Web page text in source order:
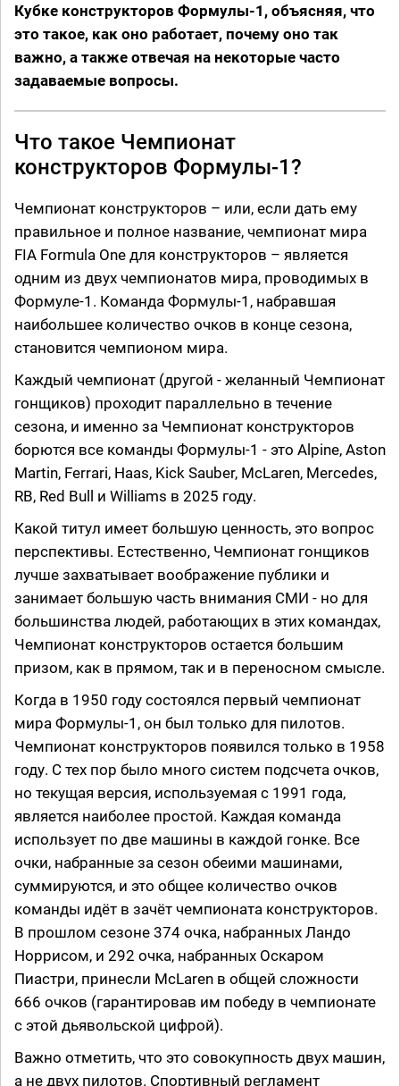
Кубке конструкторов Формулы-1, объясняя, что
это такое, как оно работает, почему оно так
важно, а также отвечая на некоторые часто
задаваемые вопросы.
Что такое Чемпионат
конструкторов Формулы-1?
Чемпионат конструкторов – или, если дать ему
правильное и полное название, чемпионат мира
FIA Formula One для конструкторов – является
одним из двух чемпионатов мира, проводимых в
Формуле-1. Команда Формулы-1, набравшая
наибольшее количество очков в конце сезона,
становится чемпионом мира.
Каждый чемпионат (другой - желанный Чемпионат
гонщиков) проходит параллельно в течение
сезона, и именно за Чемпионат конструкторов
борются все команды Формулы-1 - это Alpine, Aston
Martin, Ferrari, Haas, Kick Sauber, McLaren, Mercedes,
RB, Red Bull и Williams в 2025 году.
Какой титул имеет большую ценность, это вопрос
перспективы. Естественно, Чемпионат гонщиков
лучше захватывает воображение публики и
занимает большую часть внимания СМИ - но для
большинства людей, работающих в этих командах,
Чемпионат конструкторов остается большим
призом, как в прямом, так и в переносном смысле.
Когда в 1950 году состоялся первый чемпионат
мира Формулы-1, он был только для пилотов.
Чемпионат конструкторов появился только в 1958
году. С тех пор было много систем подсчета очков,
но текущая версия, используемая с 1991 года,
является наиболее простой. Каждая команда
использует по две машины в каждой гонке. Все
очки, набранные за сезон обеими машинами,
суммируются, и это общее количество очков
команды идёт в зачёт чемпионата конструкторов.
В прошлом сезоне 374 очка, набранных Ландо
Норрисом, и 292 очка, набранных Оскаром
Пиастри, принесли McLaren в общей сложности
666 очков (гарантировав им победу в чемпионате
с этой дьявольской цифрой).
Важно отметить, что это совокупность двух машин,
а не двух пилотов. Спортивный регламент